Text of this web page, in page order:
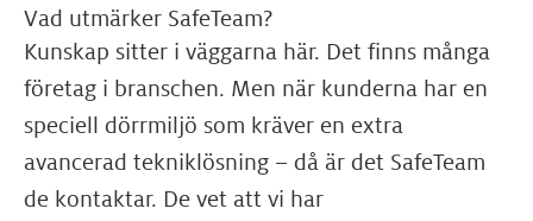
Vad utmärker SafeTeam?
Kunskap sitter i väggarna här. Det finns många
företag i branschen. Men när kunderna har en
speciell dörrmiljö som kräver en extra
avancerad tekniklösning – då är det SafeTeam
de kontaktar. De vet att vi har